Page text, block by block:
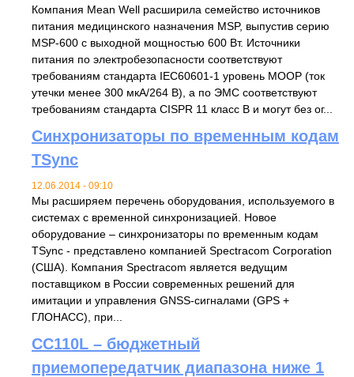
Компания Mean Well расширила семейство источников
питания медицинского назначения MSP, выпустив серию
MSP-600 с выходной мощностью 600 Вт. Источники
питания по электробезопасности соответствуют
требованиям стандарта IEC60601-1 уровень MOOP (ток
утечки менее 300 мкА/264 В), а по ЭМС соответствуют
требованиям стандарта CISPR 11 класс B и могут без ог...
Синхронизаторы по временным кодам
TSync
12.06.2014 - 09:10
Мы расширяем перечень оборудования, используемого в
системах с временной синхронизацией. Новое
оборудование – синхронизаторы по временным кодам
TSync - представлено компанией Spectracom Corporation
(США). Компания Spectracom является ведущим
поставщиком в России современных решений для
имитации и управления GNSS-сигналами (GPS +
ГЛОНАСС), при...
CC110L – бюджетный
приемопередатчик диапазона ниже 1